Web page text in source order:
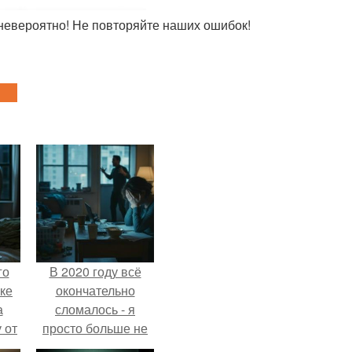
Не повторяйте наших ошибок!
от
В 2020 году всё
окончательно
сломалось - я
просто больше не
тянула всё одна.